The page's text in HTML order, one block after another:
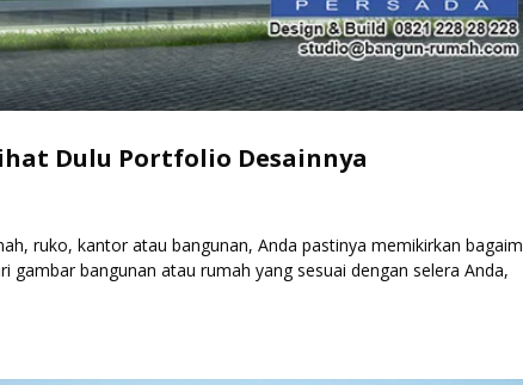
Dulu Portfolio Desainnya
ruko, kantor atau bangunan, Anda pastinya memikirkan
gambar bangunan atau rumah yang sesuai dengan selera Anda,